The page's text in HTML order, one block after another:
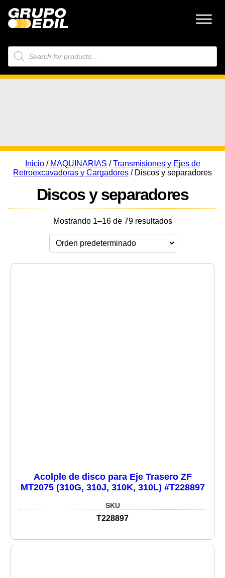
Búsqueda
de
productos
Inicio/ MAQUINARIAS /Transmisiones y Ejes de
Retroexcavadoras y Cargadores / Discos y separadores
Discos y separadores
Mostrando 1–16 de 79 resultados
Acolple de disco para Eje Trasero ZF
MT2075 (310G, 310J, 310K, 310L) #T228897
SKU
T228897